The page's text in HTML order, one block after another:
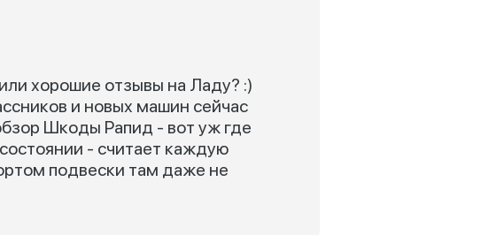
хорошие отзывы на Ладу? :)
и новых машин сейчас
Шкоды Рапид - вот уж где
- считает каждую
подвески там даже не